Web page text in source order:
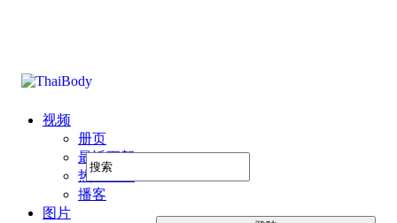
视频
册页
最近更新
热门图片
播客
图片